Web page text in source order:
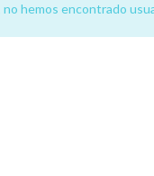
no hemos encontrado